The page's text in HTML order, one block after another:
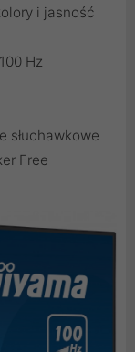
i jasność
Hz
słuchawkowe
Free